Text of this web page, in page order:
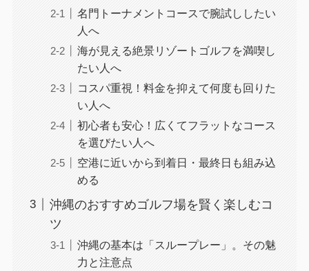
名門トーナメントコースで腕試ししたい
人へ
海が見える絶景リゾートゴルフを満喫し
たい人へ
コスパ重視！料金を抑えて何度も回りた
い人へ
初心者も安心！広くてフラットなコース
を選びたい人へ
空港に近いから到着日・最終日も組み込
める
沖縄のおすすめゴルフ場を賢く楽しむコ
ツ
沖縄の基本は「スループレー」。その魅
力と注意点